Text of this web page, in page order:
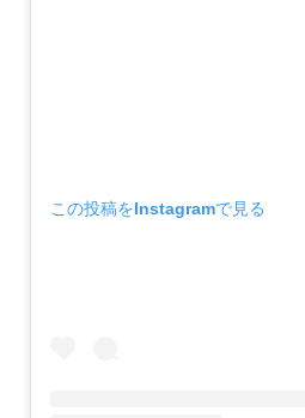
この投稿をInstagramで見る